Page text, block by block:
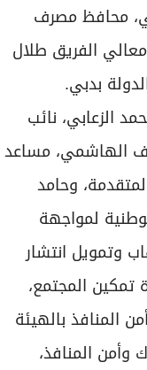
محافظ مصرف
الفريق طلال
بدبي.
الزعابي، نائب
الهاشمي، مساعد
وحامد
لمواجهة
وتمويل انتشار
المجتمع،
المنافذ بالهيئة
وأمن المنافذ،